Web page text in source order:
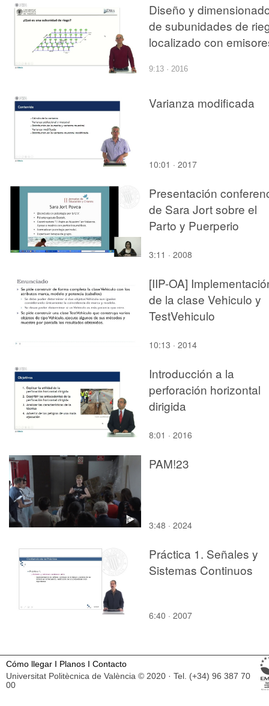
Diseño y
de subunidades de
localizado con
utilizando la aplicación
9:13 · 2016
Varianza modificada
10:01 · 2017
Presentación
de Sara Jort sobre el
Parto y Puerperio
3:11 · 2008
[IIP-OA]
de la clase Vehiculo y
TestVehiculo
10:13 · 2014
Introducción a la
perforación horizontal
dirigida
8:01 · 2016
PAM!23
3:48 · 2024
Práctica 1. Señales y
Sistemas Continuos
6:40 · 2007
Cómo llegar I Planos I Contacto
Universitat Politècnica de València © 2020 · Tel. (+34) 96 387 70
00